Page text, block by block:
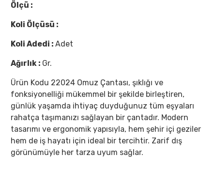
Ölçü :
Koli Ölçüsü :
Koli Adedi : Adet
Ağırlık : Gr.
Ürün Kodu 22024 Omuz Çantası, şıklığı ve
fonksiyonelliği mükemmel bir şekilde birleştiren,
günlük yaşamda ihtiyaç duyduğunuz tüm eşyaları
rahatça taşımanızı sağlayan bir çantadır. Modern
tasarımı ve ergonomik yapısıyla, hem şehir içi geziler
hem de iş hayatı için ideal bir tercihtir. Zarif dış
görünümüyle her tarza uyum sağlar.